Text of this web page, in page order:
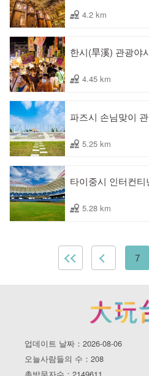
4.2 km
한시(旱溪) 관광야
4.45 km
파즈시 손님맞이
5.25 km
타이중시 인터컨
5.28 km
7
업데이트 날짜：2026-08-06
오늘사람들의 수：208